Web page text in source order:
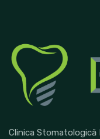
Clinica